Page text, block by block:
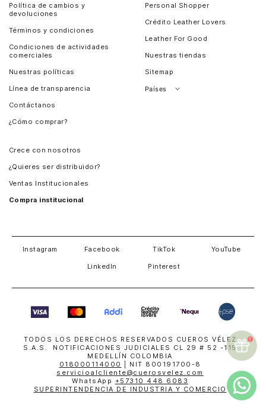
Política de cambios y
devoluciones
Términos y condiciones
Condiciones de actividades
comerciales
Nuestras políticas
Línea de transparencia
Contáctanos
¿Cómo comprar?
Personal Shopper
Crédito Leather Lovers
Leather For Good
Nuestras tiendas
Sitemap
Países
Crece con nosotros
¿Quieres ser distribuidor?
Ventas Institucionales
Compra institucional
Instagram Facebook TikTok YouTube
LinkedIn Pinterest
TODOS LOS DERECHOS RESERVADOS CUEROS VÉLEZ
S.A.S. NOTIFICACIONES JUDICIALES CL 29 # 52 -115
MEDELLÍN COLOMBIA
018000114000
| NIT 800191700-8
servicioalcliente@cuerosvelez.com
WhatsApp +57310 448 6083
SUPERINTENDENCIA DE INDUSTRIA Y COMERCIO